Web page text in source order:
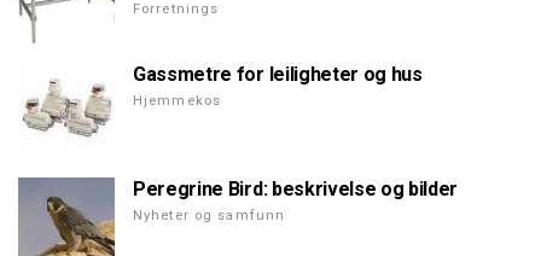
Forretnings
Gassmetre for leiligheter og hus
Hjemmekos
Peregrine Bird: beskrivelse og bilder
Nyheter og samfunn